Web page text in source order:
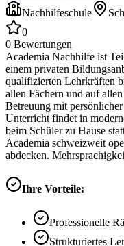
Nachhilfeschule
0
0 Bewertungen
Academia Nachhilfe ist
einem privaten
qualifizierten Lehrkräften
allen Fächern und auf
Betreuung mit
Unterricht findet in
beim Schüler zu Hause
Academia schweizweit
abdecken.
Ihre Vorteile:
Professionelle
Strukturiertes